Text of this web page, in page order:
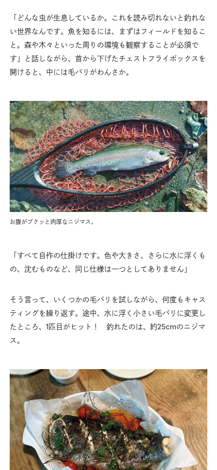
「どんな虫が生息しているか。これを読み切れないと釣れな
い世界なんです。魚を知るには、まずはフィールドを知るこ
と。森や木々といった周りの環境も観察することが必須で
す」と話しながら、首から下げたチェストフライボックスを
開けると、中には毛バリがわんさか。
お腹がプクッと肉厚なニジマス。
「すべて自作の仕掛けです。色や大きさ、さらに水に浮くも
の、沈むものなど、同じ仕様は一つとしてありません」
そう言って、いくつかの毛バリを試しながら、何度もキャス
ティングを繰り返す。途中、水に浮く小さい毛バリに変更し
たところ、1匹目がヒット！ 釣れたのは、約25cmのニジマ
ス。